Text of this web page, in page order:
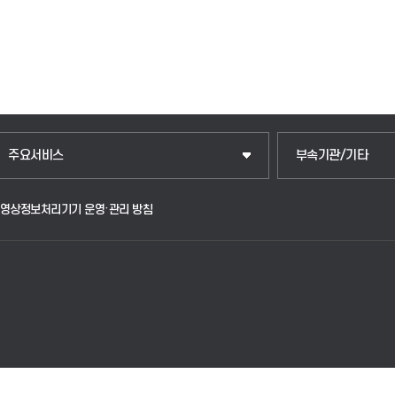
주요서비스 부속기관/기타
영상정보처리기기 운영·관리 방침